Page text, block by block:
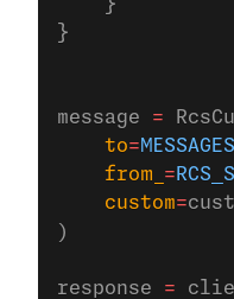
}
message =
    to
=
    from_
=
    custom
=
)
response =